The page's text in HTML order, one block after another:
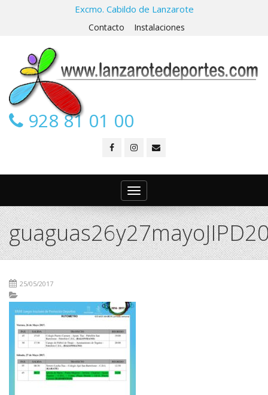
Excmo. Cabildo de Lanzarote
Contacto Instalaciones
928 81 01 00
Toggle
navigation
25/05/2017